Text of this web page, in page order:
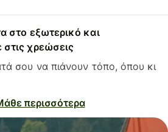
στο εξωτερικό και
χρεώσεις
σου να πιάνουν τόπο, όπου κι
περισσότερα